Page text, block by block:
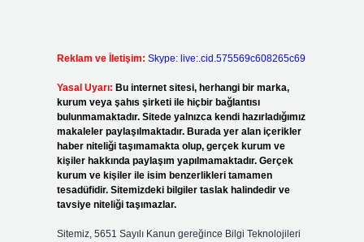
Reklam ve İletişim: Skype: live:.cid.575569c608265c69
Yasal Uyarı: Bu internet sitesi, herhangi bir marka,
kurum veya şahıs şirketi ile hiçbir bağlantısı
bulunmamaktadır. Sitede yalnızca kendi hazırladığımız
makaleler paylaşılmaktadır. Burada yer alan içerikler
haber niteliği taşımamakta olup, gerçek kurum ve
kişiler hakkında paylaşım yapılmamaktadır. Gerçek
kurum ve kişiler ile isim benzerlikleri tamamen
tesadüfidir. Sitemizdeki bilgiler taslak halindedir ve
tavsiye niteliği taşımazlar.
Sitemiz, 5651 Sayılı Kanun gereğince Bilgi Teknolojileri